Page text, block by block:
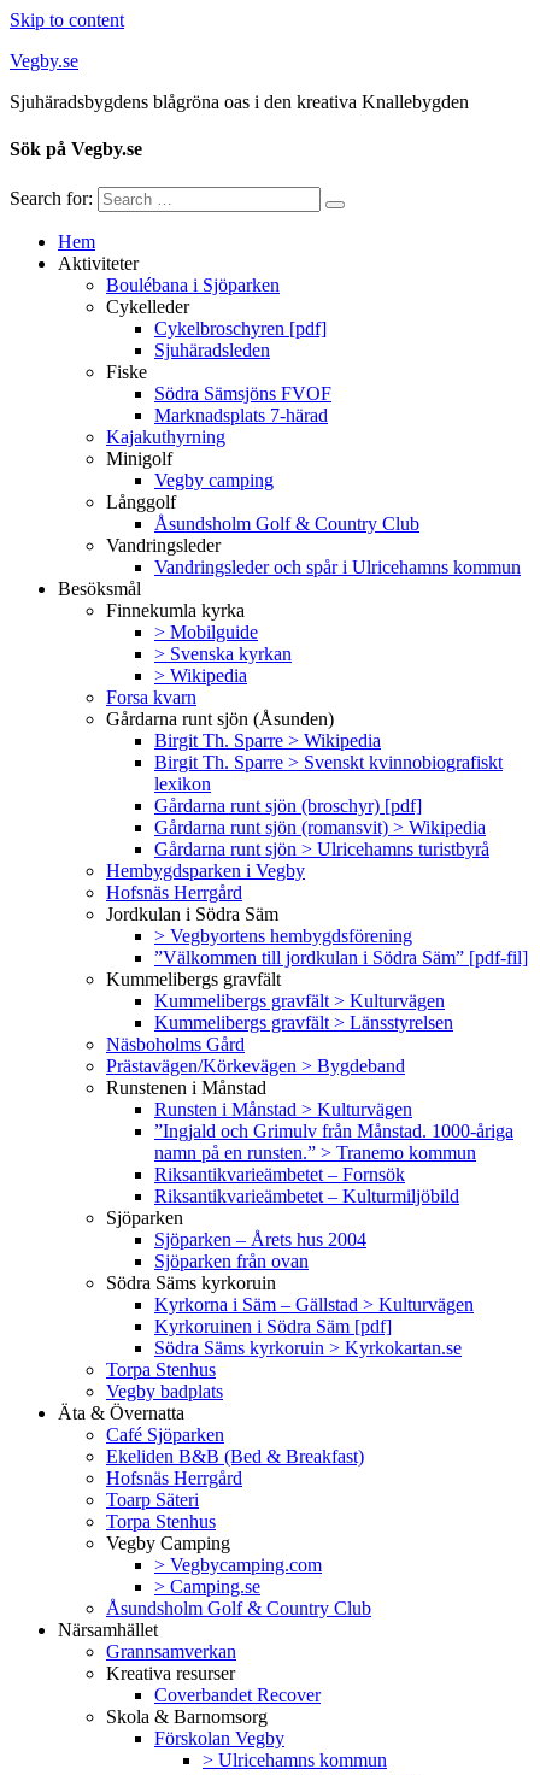
Skip to content
Vegby.se
Sjuhäradsbygdens blågröna oas i den kreativa Knallebygden
Sök på Vegby.se
Search for:
Hem
Aktiviteter
Boulébana i Sjöparken
Cykelleder
Cykelbroschyren [pdf]
Sjuhäradsleden
Fiske
Södra Sämsjöns FVOF
Marknadsplats 7-härad
Kajakuthyrning
Minigolf
Vegby camping
Långgolf
Åsundsholm Golf & Country Club
Vandringsleder
Vandringsleder och spår i Ulricehamns kommun
Besöksmål
Finnekumla kyrka
> Mobilguide
> Svenska kyrkan
> Wikipedia
Forsa kvarn
Gårdarna runt sjön (Åsunden)
Birgit Th. Sparre > Wikipedia
Birgit Th. Sparre > Svenskt kvinnobiografiskt
lexikon
Gårdarna runt sjön (broschyr) [pdf]
Gårdarna runt sjön (romansvit) > Wikipedia
Gårdarna runt sjön > Ulricehamns turistbyrå
Hembygdsparken i Vegby
Hofsnäs Herrgård
Jordkulan i Södra Säm
> Vegbyortens hembygdsförening
”Välkommen till jordkulan i Södra Säm” [pdf-fil]
Kummelibergs gravfält
Kummelibergs gravfält > Kulturvägen
Kummelibergs gravfält > Länsstyrelsen
Näsboholms Gård
Prästavägen/Körkevägen > Bygdeband
Runstenen i Månstad
Runsten i Månstad > Kulturvägen
”Ingjald och Grimulv från Månstad. 1000-åriga
namn på en runsten.” > Tranemo kommun
Riksantikvarieämbetet – Fornsök
Riksantikvarieämbetet – Kulturmiljöbild
Sjöparken
Sjöparken – Årets hus 2004
Sjöparken från ovan
Södra Säms kyrkoruin
Kyrkorna i Säm – Gällstad > Kulturvägen
Kyrkoruinen i Södra Säm [pdf]
Södra Säms kyrkoruin > Kyrkokartan.se
Torpa Stenhus
Vegby badplats
Äta & Övernatta
Café Sjöparken
Ekeliden B&B (Bed & Breakfast)
Hofsnäs Herrgård
Toarp Säteri
Torpa Stenhus
Vegby Camping
> Vegbycamping.com
> Camping.se
Åsundsholm Golf & Country Club
Närsamhället
Grannsamverkan
Kreativa resurser
Coverbandet Recover
Skola & Barnomsorg
Förskolan Vegby
> Ulricehamns kommun